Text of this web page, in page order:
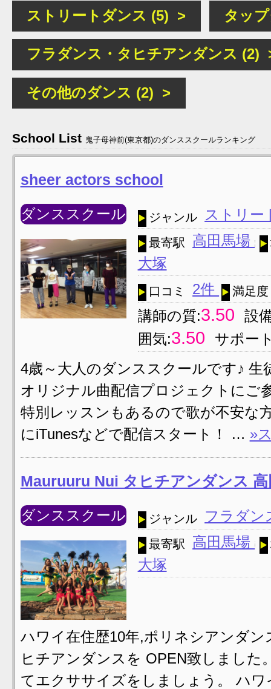
ストリートダンス (5) > タッ
フラダンス・タヒチアンダンス (2)
その他のダンス (2) >
School List 鬼子母神前(東京都)のダンススクールランキング
sheer actors school
ダンススクール ジャンル ストリ
最寄駅 高田馬場
大塚
口コミ 2件 満足度
講師の質:3.50
設
囲気:3.50
サポー
4歳～大人のダンススクールです♪
オリジナル曲配信プロジェクトにご
特別レッスンもあるので歌が不安な
にiTunesなどで配信スタート！ … »
Mauruuru Nui タヒチアンダンス 高
ダンススクール ジャンル フラダン
最寄駅 高田馬場
大塚
ハワイ在住歴10年,ポリネシアンダ
ヒチアンダンスを OPEN致しました
てエクササイズをしましょう。 ハ